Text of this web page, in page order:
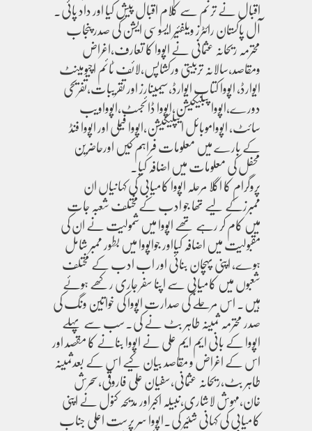
اقبال نے ترنم سے کلام اقبال پیش کیا اور داد پائی۔
آل پاکستان رائٹرز ویلفئیر ایسوسی ایشن کی صدر پنجاب
محترمہ ریحانہ عثمانی نے اپووا کا تعارف،اغراض
ومقاصد،سالانہ تربیتی ورکشاپس،لائف ٹائم اچیومینٹ
ایوارڈ، اپووا کتاب ایوارڈ،سیمینارز اور تقریبات،تفریحی
دورے،اپووا پبلیکیشن،اپووا ڈائجسٹ،اپوواویب
سائٹ، اپوواموبائل ایپلیکیشن،اپووا فیملی اور اپووا فنڈ
کے بارے میں معلومات فراہم کیں اورحاضرین
محفل کی معلومات میں اضافہ کیا۔
پروگرام کا اگلا مرحلہ اپووا کامیابی کی کہانیاں ان
ممبرزکے لیے تھا جو ادب کےمختلف شعبہ جات
میں کام کر رہے تھے اپووا میں شمولیت نے ان کی
مقبولیت میں اضافہ کیااور جواپووا میں بطور ممبر شامل
ہوے، اپنی پہچان بنائی اور اب ادب کے مختلف
شعبوں میں کامیابی سے اپنا سفر جاری رکھے ہوئے
ہیں۔ اس مرحلے کی صدارت اپووا کی خواتین ونگ کی
صدر محترمہ ثمینہ طاہر بٹ نے کی۔سب سے پہلے
اپووا کے بانی ایم ایم علی نے اپووا بنانے کا مقصد اور
اس کے اغراض و مقاصد بیان کیے اس کے بعدثمینہ
طاہر بٹ،ریحانہ عثمانی،سفیان علی فاروقی،سحرش
خان،مہوش لاشاری،نبیلہ اکبراور مدیحہ کنول نے اپنی
کامیابی کی کہانی شئیر کی۔اپووا سر پرست اعلی جناب